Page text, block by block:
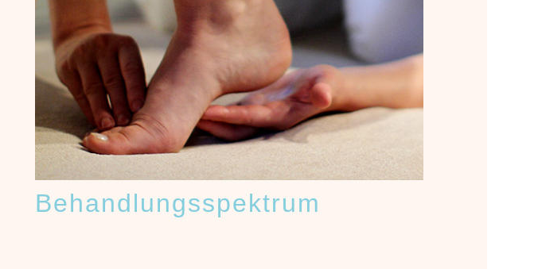
Behandlungsspektrum